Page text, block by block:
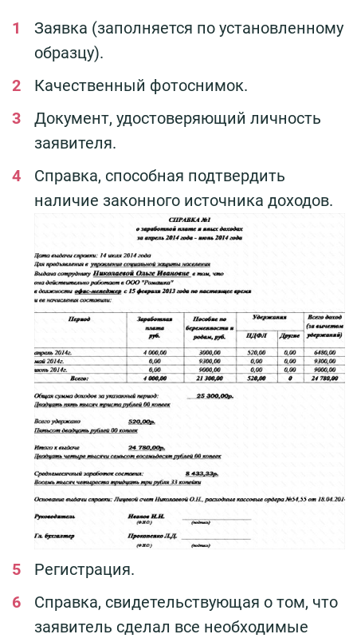
Заявка (заполняется по установленному
образцу).
Качественный фотоснимок.
Документ, удостоверяющий личность
заявителя.
Справка, способная подтвердить
наличие законного источника доходов.
Регистрация.
Справка, свидетельствующая о том, что
заявитель сделал все необходимые